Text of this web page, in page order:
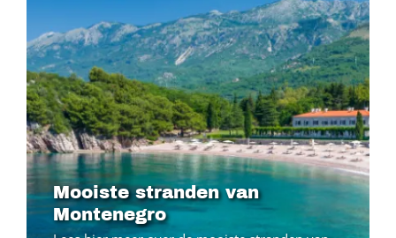
Mooiste stranden van
Montenegro